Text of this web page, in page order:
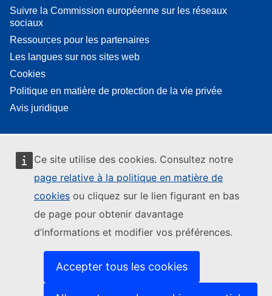
Ce site utilise des cookies. Consultez notre
page relative à la politique en matière de
cookies ou cliquez sur le lien figurant en bas
de page pour obtenir davantage
d’informations et modifier vos préférences.
Accepter tous les cookies
Suivre la Commission européenne sur les réseaux
sociaux
Ressources pour les partenaires
Les langues sur nos sites web
Cookies
Politique en matière de protection de la vie privée
Avis juridique